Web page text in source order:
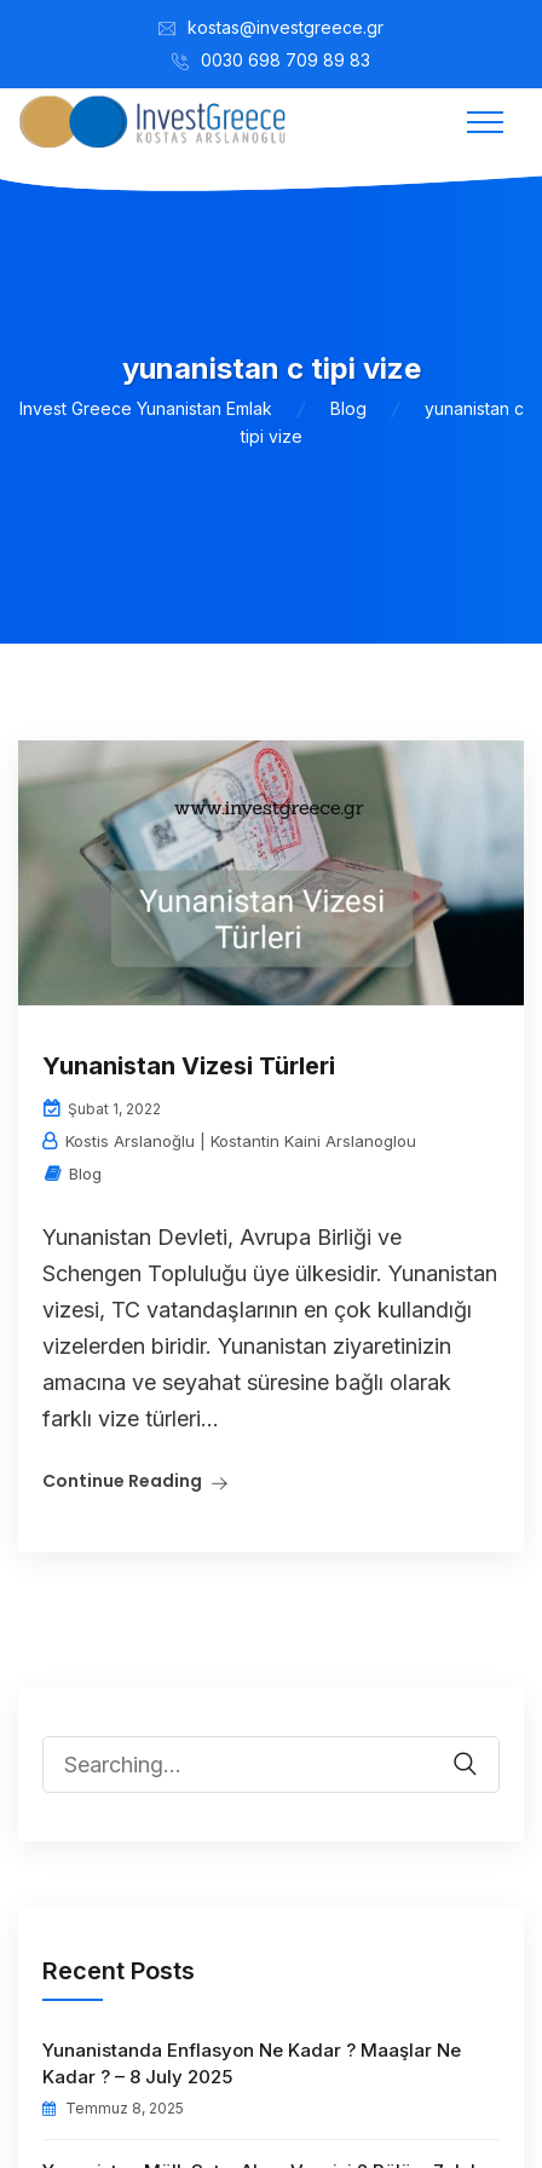
kostas@investgreece.gr
0030 698 709 89 83
yunanistan c tipi vize
Invest Greece Yunanistan Emlak Blog
yunanistan c
tipi vize
Yunanistan Vizesi Türleri
Şubat 1, 2022
Kostis Arslanoğlu | Kostantin Kaini Arslanoglou
Blog
Yunanistan Devleti, Avrupa Birliği ve
Schengen Topluluğu üye ülkesidir. Yunanistan
vizesi, TC vatandaşlarının en çok kullandığı
vizelerden biridir. Yunanistan ziyaretinizin
amacına ve seyahat süresine bağlı olarak
farklı vize türleri...
Continue Reading
Recent Posts
Yunanistanda Enflasyon Ne Kadar ? Maaşlar Ne
Kadar ? – 8 July 2025
Temmuz 8, 2025